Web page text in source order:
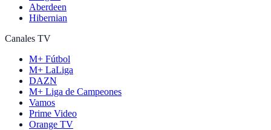
Aberdeen
Hibernian
Canales TV
M+ Fútbol
M+ LaLiga
DAZN
M+ Liga de Campeones
Vamos
Prime Video
Orange TV